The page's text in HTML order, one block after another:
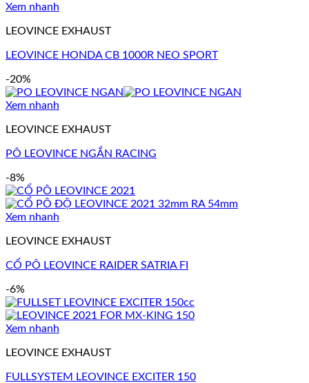
Xem nhanh
LEOVINCE EXHAUST
LEOVINCE HONDA CB 1000R NEO SPORT
-20%
Xem nhanh
LEOVINCE EXHAUST
PÔ LEOVINCE NGẮN RACING
-8%
Xem nhanh
LEOVINCE EXHAUST
CỔ PÔ LEOVINCE RAIDER SATRIA FI
-6%
Xem nhanh
LEOVINCE EXHAUST
FULLSYSTEM LEOVINCE EXCITER 150